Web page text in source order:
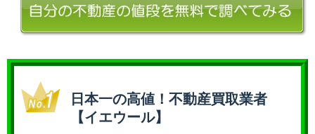
日本一の高値！不動産買取業者
【イエウール】